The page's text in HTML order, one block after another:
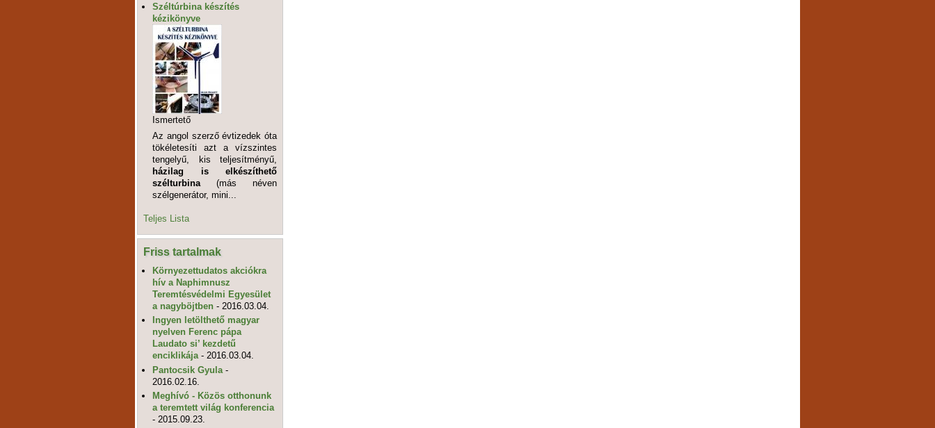
Széltúrbina készítés
kézikönyve
Ismertető
Az angol szerző évtizedek óta
tökéletesíti azt a vízszintes
tengelyű, kis teljesítményű,
házilag is elkészíthető
szélturbina(más néven
szélgenerátor, mini...
Teljes Lista
Friss tartalmak
Környezettudatos akciókra
hív a Naphimnusz
Teremtésvédelmi Egyesület
a nagyböjtben - 2016.03.04.
Ingyen letölthető magyar
nyelven Ferenc pápa
Laudato si’ kezdetű
enciklikája - 2016.03.04.
Pantocsik Gyula -
2016.02.16.
Meghívó - Közös otthonunk
a teremtett világ konferencia
- 2015.09.23.